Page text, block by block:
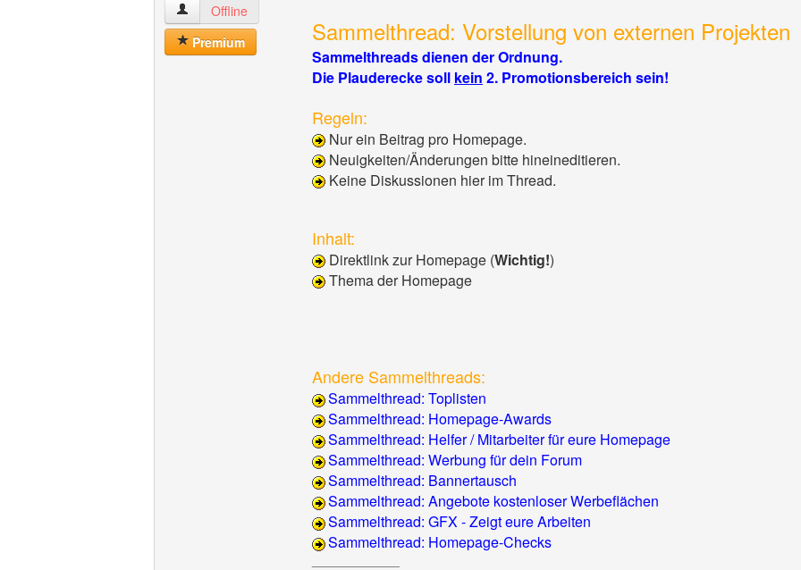
o-4-n Benutzer-Profile anzeigen
Offline
Premium
Sammelthread: Vorstellung von externen Projekten
Sammelthreads dienen der Ordnung.
Die Plauderecke soll kein 2. Promotionsbereich sein!
Regeln:
Nur ein Beitrag pro Homepage.
Neuigkeiten/Änderungen bitte hineineditieren.
Keine Diskussionen hier im Thread.
Inhalt:
Direktlink zur Homepage (Wichtig!)
Thema der Homepage
Andere Sammelthreads:
Sammelthread: Toplisten
Sammelthread: Homepage-Awards
Sammelthread: Helfer / Mitarbeiter für eure Homepage
Sammelthread: Werbung für dein Forum
Sammelthread: Bannertausch
Sammelthread: Angebote kostenloser Werbeflächen
Sammelthread: GFX - Zeigt eure Arbeiten
Sammelthread: Homepage-Checks